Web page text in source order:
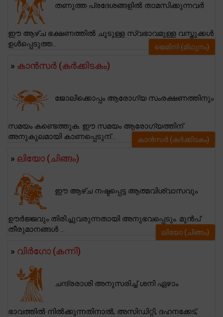
തണുത്ത പ്രദേശങ്ങളിൽ താമസിക്കുന്നവർ
ഈ ആഴ്ച ഭക്ഷണത്തിൽ ചൂടുള്ള സ്വഭാവമുള്ള വസ്തുക്കൾ
ഉൾപ്പെടുത്ത...
ജെമിനി (മിഥുനം)
» കാന്‍സര്‍ (കര്‍ക്കിടകം)
ജോലിക്കൊപ്പം ആരോഗ്യ സംരക്ഷണത്തിനും
സമയം കണ്ടെത്തുക. ഈ സമയം ആരോഗ്യത്തിന്
അനുകൂലമായി കാണപ്പെടുന്...
കാന്‍സര്‍ (കര്‍ക്കിടകം)
» ലിയോ (ചിങ്ങം)
ഈ ആഴ്ച നഷ്ടപ്പെട്ട ആത്മവിശ്വാസവും
ഊർജ്ജവും തിരിച്ചുവരുന്നതായി അനുഭവപ്പെടും. മുൻപ്
തീരുമാനങ്ങൾ ...
ലിയോ (ചിങ്ങം)
» വിര്‍ഗോ (കന്നി)
ചന്ദ്രരാശി അനുസരിച്ച് ശനി ഏഴാം
ഭാവത്തിൽ നിൽക്കുന്നതിനാൽ, അസിഡിറ്റി, ദഹനക്കേട്,